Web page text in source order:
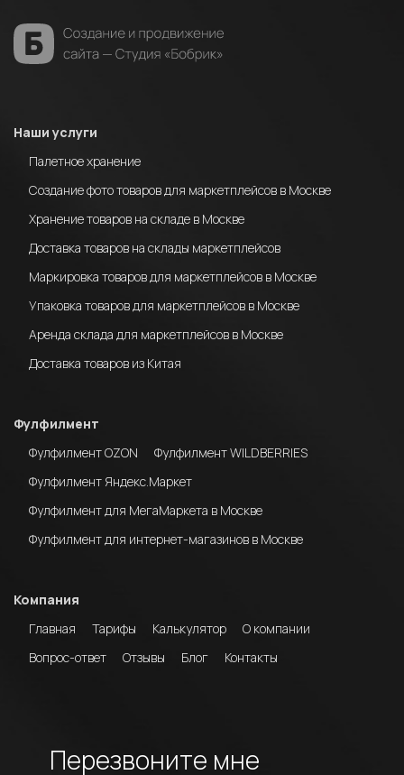
Наши услуги
Палетное хранение
Создание фото товаров для маркетплейсов в Москве
Хранение товаров на складе в Москве
Доставка товаров на склады маркетплейсов
Маркировка товаров для маркетплейсов в Москве
Упаковка товаров для маркетплейсов в Москве
Аренда склада для маркетплейсов в Москве
Доставка товаров из Китая
Фулфилмент
Фулфилмент OZON
Фулфилмент WILDBERRIES
Фулфилмент Яндекс.Маркет
Фулфилмент для МегаМаркета в Москве
Фулфилмент для интернет-магазинов в Москве
Компания
Главная
Тарифы Калькулятор
О компании
Вопрос-ответ
Отзывы Блог Контакты
Перезвоните мне